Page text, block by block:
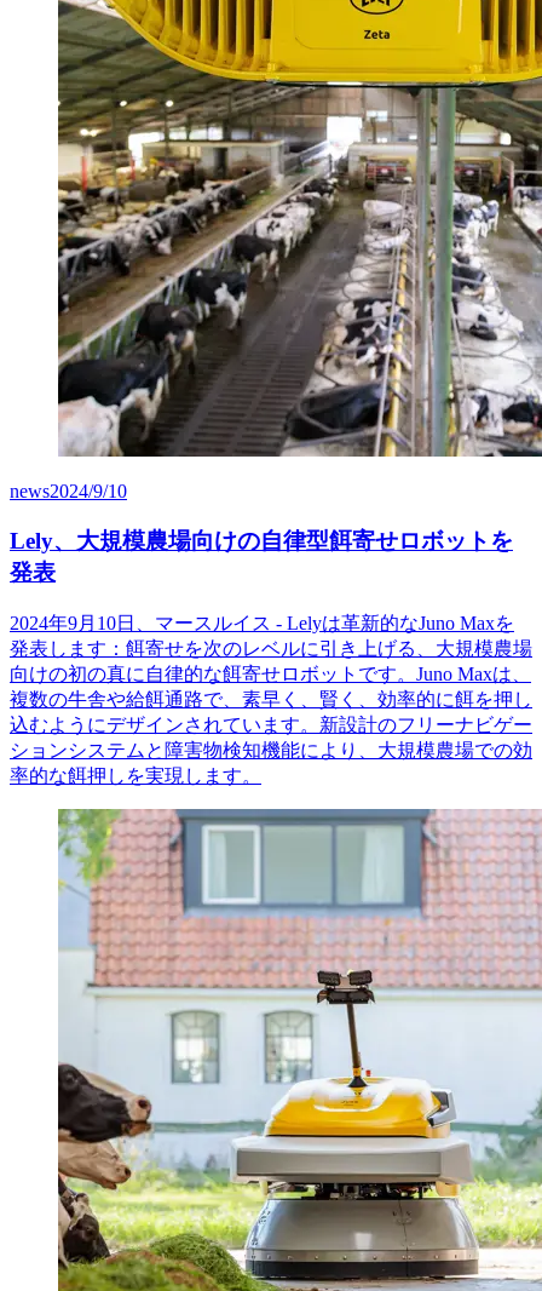
news2024/9/10
Lely、大規模農場向けの自律型餌寄せロボットを
発表
2024年9月10日、マースルイス - Lelyは革新的なJuno Maxを
発表します：餌寄せを次のレベルに引き上げる、大規模農場
向けの初の真に自律的な餌寄せロボットです。Juno Maxは、
複数の牛舎や給餌通路で、素早く、賢く、効率的に餌を押し
込むようにデザインされています。新設計のフリーナビゲー
ションシステムと障害物検知機能により、大規模農場での効
率的な餌押しを実現します。